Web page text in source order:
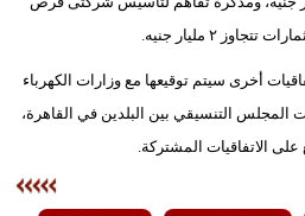
تتجاوز ٢ مليار جنيه.
أخرى سيتم توقيعها مع وزارات الكهرباء
المجلس التنسيقي بين البلدين في القاهرة،
على الاتفاقيات المشتركة.